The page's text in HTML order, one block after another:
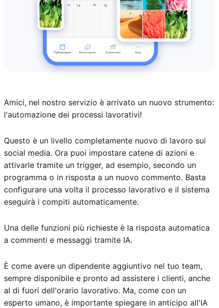
Amici, nel nostro servizio è arrivato un nuovo strumento:
l'automazione dei processi lavorativi!
Questo è un livello completamente nuovo di lavoro sui
social media. Ora puoi impostare catene di azioni e
attivarle tramite un trigger, ad esempio, secondo un
programma o in risposta a un nuovo commento. Basta
configurare una volta il processo lavorativo e il sistema
eseguirà i compiti automaticamente.
Una delle funzioni più richieste è la risposta automatica
a commenti e messaggi tramite IA.
È come avere un dipendente aggiuntivo nel tuo team,
sempre disponibile e pronto ad assistere i clienti, anche
al di fuori dell'orario lavorativo. Ma, come con un
esperto umano, è importante spiegare in anticipo all'IA